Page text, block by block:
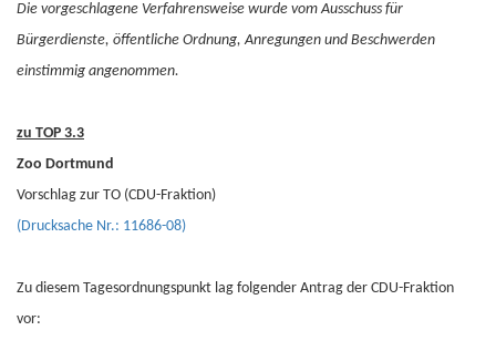
Die vorgeschlagene Verfahrensweise wurde vom Ausschuss für
Bürgerdienste, öffentliche Ordnung, Anregungen und Beschwerden
einstimmig angenommen.
zu TOP 3.3
Zoo Dortmund
Vorschlag zur TO (CDU-Fraktion)
(Drucksache Nr.: 11686-08)
Zu diesem Tagesordnungspunkt lag folgender Antrag der CDU-Fraktion
vor: